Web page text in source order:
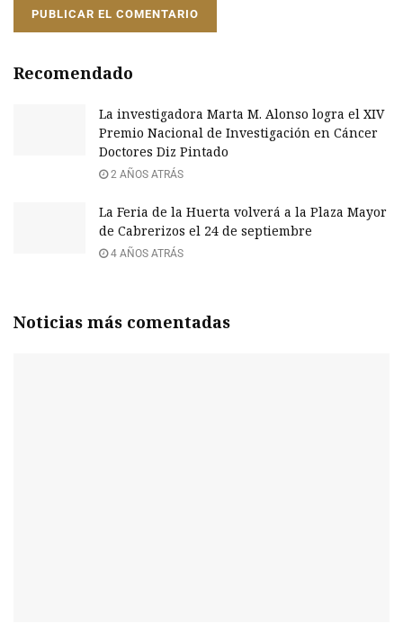
Recomendado
La investigadora Marta M. Alonso logra el XIV
Premio Nacional de Investigación en Cáncer
Doctores Diz Pintado
2 AÑOS ATRÁS
La Feria de la Huerta volverá a la Plaza Mayor
de Cabrerizos el 24 de septiembre
4 AÑOS ATRÁS
Noticias más comentadas